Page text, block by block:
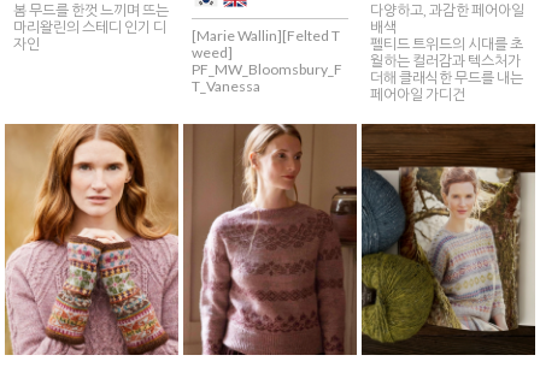
봄 무드를 한껏 느끼며 뜨는
마리왈린의 스테디 인기 디
자인
[Marie Wallin][Felted T
weed]
PF_MW_Bloomsbury_F
T_Vanessa
다양하고, 과감한 페어아일
배색
펠티드 트위드의 시대를 초
월하는 컬러감과 텍스처가
더해 클래식한 무드를 내는
페어아일 가디건